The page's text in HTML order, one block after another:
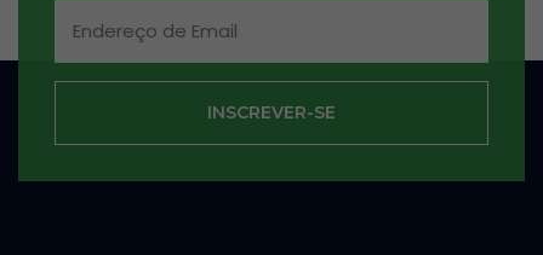
INSCREVER-SE